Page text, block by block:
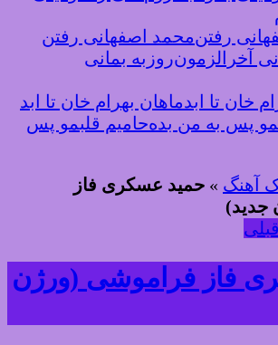
محمد اصفهانی رفتن
روزبه بمانی
ماهان بهرام خان تا ابد
حامیم قلبمو پس
آهنگ » حمید عسکری فاز
جدید)
فاز فراموشی (ورژن